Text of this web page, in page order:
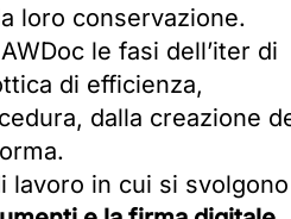
loro conservazione.
le fasi dell’iter di
di efficienza,
dalla creazione
lavoro in cui si svolgono